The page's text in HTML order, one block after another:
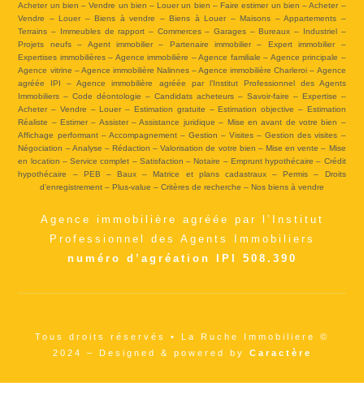
Acheter un bien – Vendre un bien – Louer un bien – Faire estimer un bien – Acheter –
Vendre – Louer – Biens à vendre – Biens à Louer – Maisons – Appartements –
Terrains – Immeubles de rapport – Commerces – Garages – Bureaux – Industriel –
Projets neufs – Agent immobilier – Partenaire immobilier – Expert immobilier –
Expertises immobilières – Agence immobilière – Agence familiale – Agence principale –
Agence vitrine – Agence immobilière Nalinnes – Agence immobilière Charleroi – Agence
agréée IPI – Agence immobilière agréée par l’Institut Professionnel des Agents
Immobiliers – Code déontologie – Candidats acheteurs – Savoir-faire – Expertise –
Acheter – Vendre – Louer – Estimation gratuite – Estimation objective – Estimation
Réaliste – Estimer – Assister – Assistance juridique – Mise en avant de votre bien –
Affichage performant – Accompagnement – Gestion – Visites – Gestion des visites –
Négociation – Analyse – Rédaction – Valorisation de votre bien – Mise en vente – Mise
en location – Service complet – Satisfaction – Notaire – Emprunt hypothécaire – Crédit
hypothécaire – PEB – Baux – Matrice et plans cadastraux – Permis – Droits
d’enregistrement – Plus-value – Critères de recherche – Nos biens à vendre
Agence immobilière agréée par l’Institut
Professionnel des Agents Immobiliers
numéro d’agréation IPI 508.390
Tous droits réservés • La Ruche Immobiliere ©
2024 – Designed & powered by Caractère